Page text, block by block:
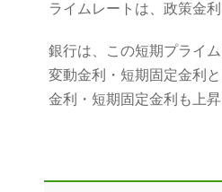
ライムレートは、政策金
銀行は、この短期プライ
変動金利・短期固定金利
金利・短期固定金利も上昇